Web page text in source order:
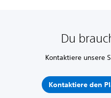
Du
Kontaktiere unsere
Kontaktiere den